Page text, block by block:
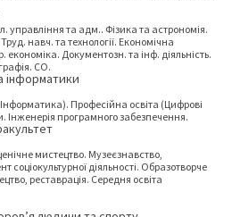
та адм.. Фізика та астрономія.
навч. та технології. Економічна
Документозн. та інф. діяльність.
СО.
інформатики
Професійна освіта (Цифрові
Інженерія програмного забезпечення.
мистецтво. Музеєзнавство,
діяльності. Образотворче
реставрація. Середня освіта